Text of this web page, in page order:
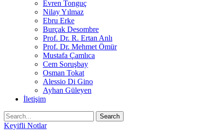
Evren Tonguç
Nilay Yılmaz
Ebru Erke
Burçak Desombre
Prof. Dr. R. Ertan Anlı
Prof. Dr. Mehmet Ömür
Mustafa Çamlıca
Cem Soruşbay
Osman Tokat
Alessio Di Gino
Ayhan Güleyen
İletişim
Keyifli Notlar